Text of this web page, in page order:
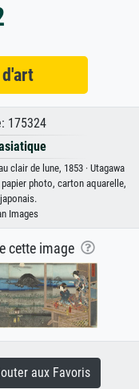
175324
clair de lune, 1853 · Utagawa
photo, carton aquarelle,
Images
cette image
aux Favoris